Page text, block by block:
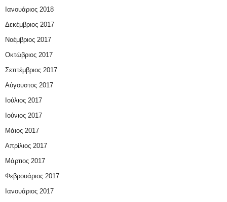
Ιανουάριος 2018
Δεκέμβριος 2017
Νοέμβριος 2017
Οκτώβριος 2017
Σεπτέμβριος 2017
Αύγουστος 2017
Ιούλιος 2017
Ιούνιος 2017
Μάιος 2017
Απρίλιος 2017
Μάρτιος 2017
Φεβρουάριος 2017
Ιανουάριος 2017